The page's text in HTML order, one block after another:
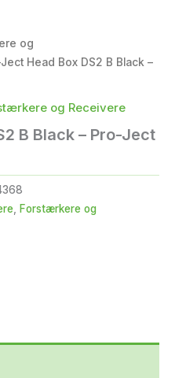
og
Head Box DS2 B Black –
og Receivere
B Black – Pro-Ject
, Forstærkere og